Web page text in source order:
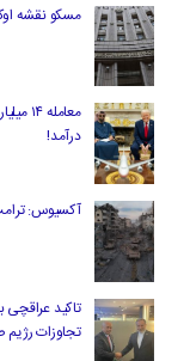
مسکو نقشه
درآمد!
آکسیوس: ترامپ به
تاکید عراقچی
تجاوزات